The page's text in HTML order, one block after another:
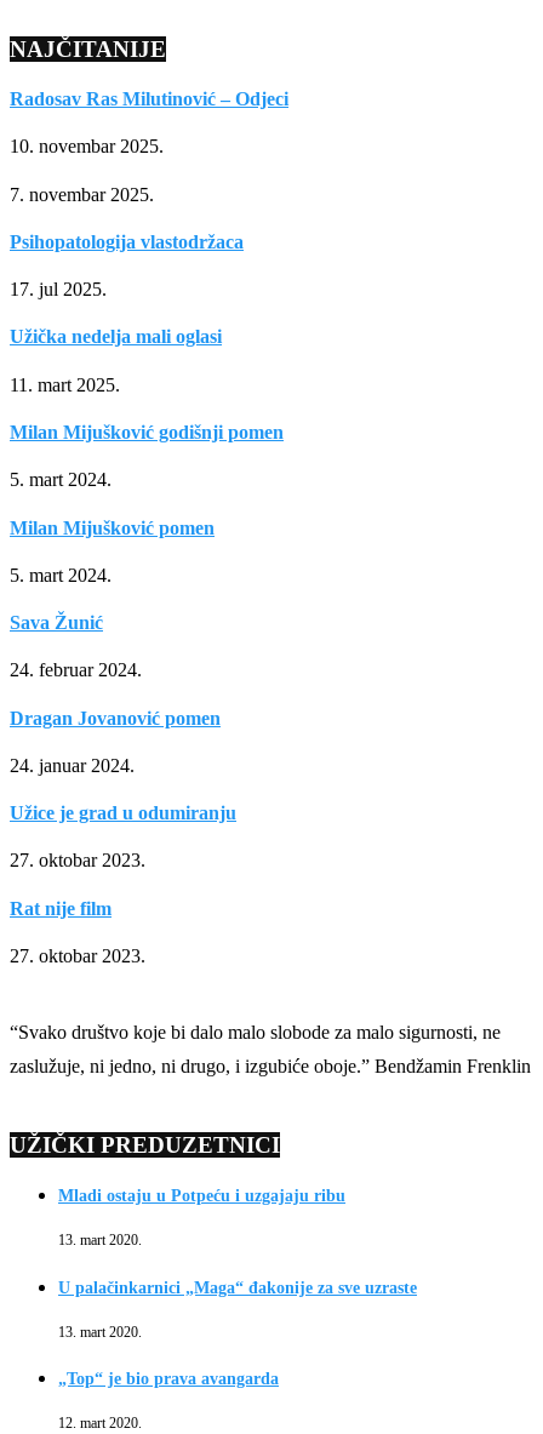
NAJČITANIJE
Radosav Ras Milutinović – Odjeci
10. novembar 2025.
7. novembar 2025.
Psihopatologija vlastodržaca
17. jul 2025.
Užička nedelja mali oglasi
11. mart 2025.
Milan Mijušković godišnji pomen
5. mart 2024.
Milan Mijušković pomen
5. mart 2024.
Sava Žunić
24. februar 2024.
Dragan Jovanović pomen
24. januar 2024.
Užice je grad u odumiranju
27. oktobar 2023.
Rat nije film
27. oktobar 2023.
“Svako društvo koje bi dalo malo slobode za malo sigurnosti, ne
zaslužuje, ni jedno, ni drugo, i izgubiće oboje.” Bendžamin Frenklin
UŽIČKI PREDUZETNICI
Mladi ostaju u Potpeću i uzgajaju ribu
13. mart 2020.
U palačinkarnici „Maga“ đakonije za sve uzraste
13. mart 2020.
„Top“ je bio prava avangarda
12. mart 2020.